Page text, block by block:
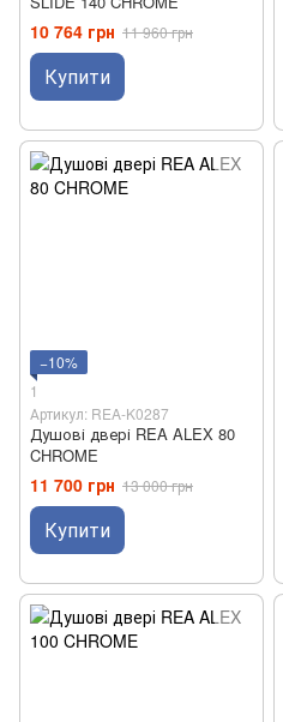
10 764 грн 11 960 грн
Купити
−10%
1
Артикул: REA-K0287
Душові двері REA ALEX 80
CHROME
11 700 грн 13 000 грн
Купити